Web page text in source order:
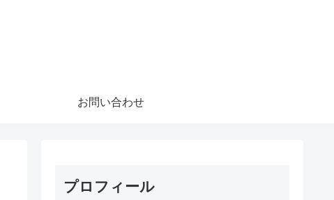
お問い合わせ
プロフィール